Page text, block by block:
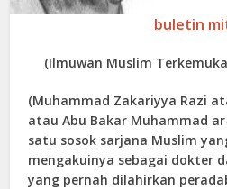
buletin
(Ilmuwan Muslim
(Muhammad Zakariyya Razi
atau Abu Bakar Muhammad
satu sosok sarjana Muslim
mengakuinya sebagai dokter
yang pernah dilahirkan